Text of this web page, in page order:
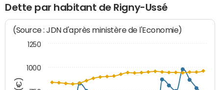
Dette par habitant de Rigny-Ussé
(Source : JDN d'après ministère de l'Economie)
1000
1250